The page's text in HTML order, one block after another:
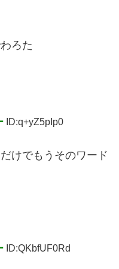
ろた
ID:q+yZ5pIp0
けでもうそのワード
ID:QKbfUF0Rd